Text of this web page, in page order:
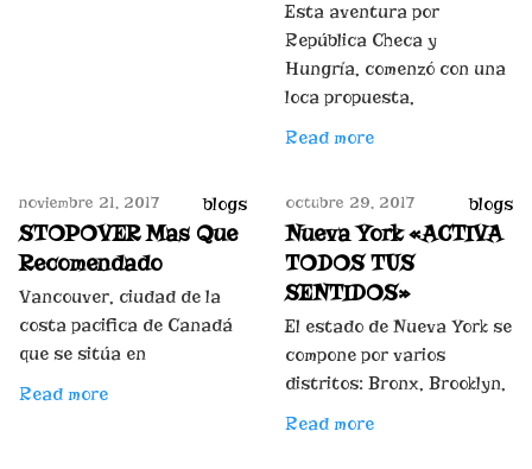
Esta aventura por
República Checa y
Hungría, comenzó con una
loca propuesta,
Read more
noviembre 21, 2017 blogs
STOPOVER Mas Que
Recomendado
Vancouver, ciudad de la
costa pacifica de Canadá
que se sitúa en
Read more
octubre 29, 2017 blogs
Nueva York «ACTIVA
TODOS TUS
SENTIDOS»
El estado de Nueva York se
compone por varios
distritos: Bronx, Brooklyn,
Read more